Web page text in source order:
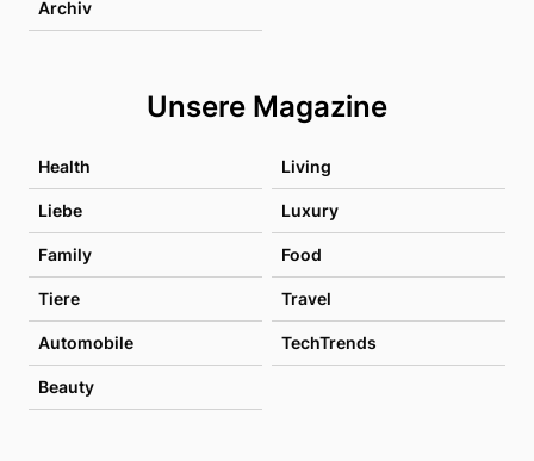
Archiv
Unsere Magazine
Health Living
Liebe Luxury
Family Food
Tiere Travel
Automobile TechTrends
Beauty